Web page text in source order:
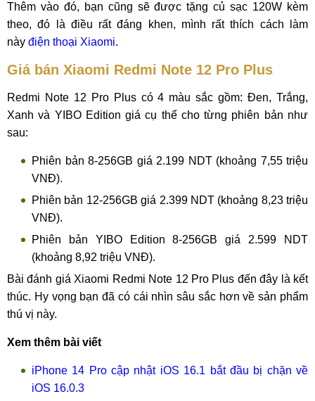
Thêm vào đó, bạn cũng sẽ được tặng củ sạc 120W kèm
theo, đó là điều rất đáng khen, mình rất thích cách làm
này điện thoại Xiaomi.
Giá bán Xiaomi Redmi Note 12 Pro Plus
Redmi Note 12 Pro Plus có 4 màu sắc gồm: Đen, Trắng,
Xanh và YIBO Edition giá cụ thể cho từng phiên bản như
sau:
Phiên bản 8-256GB giá 2.199 NDT (khoảng 7,55 triệu
VNĐ).
Phiên bản 12-256GB giá 2.399 NDT (khoảng 8,23 triệu
VNĐ).
Phiên bản YIBO Edition 8-256GB giá 2.599 NDT
(khoảng 8,92 triệu VNĐ).
Bài đánh giá Xiaomi Redmi Note 12 Pro Plus đến đây là kết
thúc. Hy vọng bạn đã có cái nhìn sâu sắc hơn về sản phẩm
thú vị này.
Xem thêm bài viết
iPhone 14 Pro cập nhật iOS 16.1 bắt đầu bị chặn về
iOS 16.0.3